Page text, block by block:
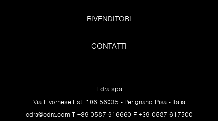
RIVENDITORI
CONTATTI
Edra spa
Via Livornese Est, 106 56035 - Perignano Pisa - Italia
edra@edra.comT +39 0587 616660 F +39 0587 617500